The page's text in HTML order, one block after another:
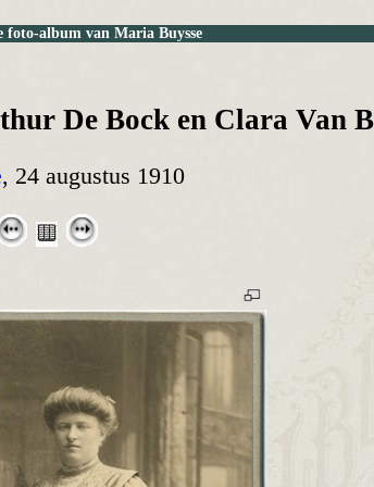
foto-album van Maria Buysse
De Bock en Clara Van
, 24 augustus 1910